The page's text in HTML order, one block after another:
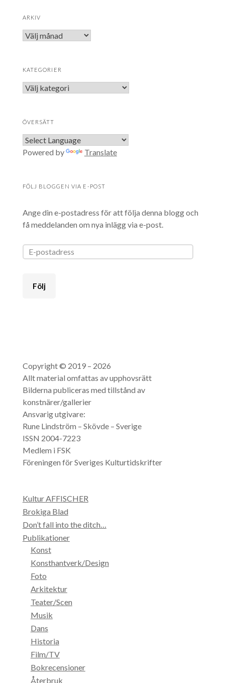
En gång om dagen
Spara mitt namn, min e-postadress och
webbplats i denna webbläsare till nästa
gång jag skriver en kommentar.
ARKIV
KATEGORIER
ÖVERSÄTT
Powered by Translate
FÖLJ BLOGGEN VIA E-POST
Ange din e-postadress för att följa denna blogg och
få meddelanden om nya inlägg via e-post.
Följ
Copyright © 2019 – 2026
Allt material omfattas av upphovsrätt
Bilderna publiceras med tillstånd av
konstnärer/gallerier
Ansvarig utgivare:
Rune Lindström – Skövde – Sverige
ISSN 2004-7223
Medlem i FSK
Föreningen för Sveriges Kulturtidskrifter
Kultur AFFISCHER
Brokiga Blad
Don’t fall into the ditch…
Publikationer
Konst
Konsthantverk/Design
Foto
Arkitektur
Teater/Scen
Musik
Dans
Historia
Film/TV
Bokrecensioner
Återbruk